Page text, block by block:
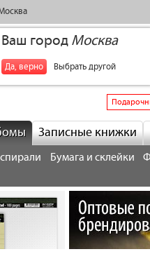
Ваш город Москва
Да, верно Выбрать другой
Записные книжки
Бумага и склейки